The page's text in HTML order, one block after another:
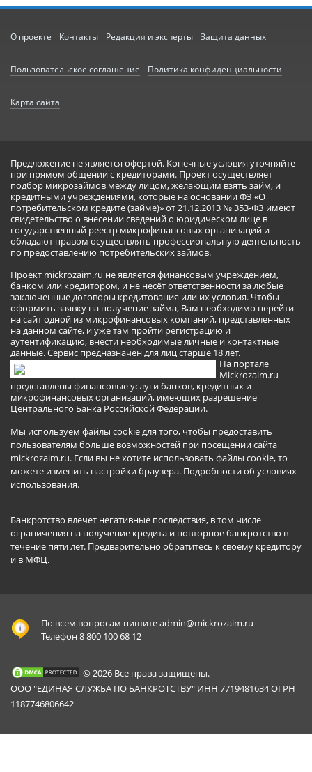
О проекте Контакты Редакция и эксперты Защита данных
Пользовательское соглашение Политика конфиденциальности
Карта сайта
Предложение не является офертой. Конечные условия уточняйте
при прямом общении с кредиторами. Проект осуществляет
подбор микрозаймов между лицом, желающим взять займ, и
кредитными учреждениями, которые на основании ФЗ «О
потребительском кредите (займе)» от 21.12.2013 № 353-ФЗ имеют
свидетельство о внесении сведений о юридическом лице в
государственный реестр микрофинансовых организаций и
обладают правом осуществлять профессиональную деятельность
по предоставлению потребительских займов.
Проект mickrozaim.ru не является финансовым учреждением,
банком или кредитором, и не несёт ответственности за любые
заключенные договоры кредитования или их условия. Чтобы
оформить заявку на получение займа, Вам необходимо перейти
на сайт одной из микрофинансовых компаний, представленных
на данном сайте, и уже там пройти регистрацию и
аутентификацию, внести необходимые личные и контактные
данные. Сервис предназначен для лиц старше 18 лет.
На портале
Mickrozaim.ru
представлены финансовые услуги банков, кредитных и
микрофинансовых организаций, имеющих разрешение
Центрального Банка Российской Федерации.
Мы используем файлы cookie для того, чтобы предоставить
пользователям больше возможностей при посещении сайта
mickrozaim.ru. Если вы не хотите использовать файлы cookie, то
можете изменить настройки браузера. Подробности об условиях
использования.
Банкротство влечет негативные последствия, в том числе
ограничения на получение кредита и повторное банкротство в
течение пяти лет. Предварительно обратитесь к своему кредитору
и в МФЦ.
По всем вопросам пишитеadmin@mickrozaim.ru
Телефон 8 800 100 68 12
© 2026 Все права защищены.
ООО "ЕДИНАЯ СЛУЖБА ПО БАНКРОТСТВУ" ИНН 7719481634 ОГРН
1187746806642
Mickrozaim.ru использует файлы cookie для